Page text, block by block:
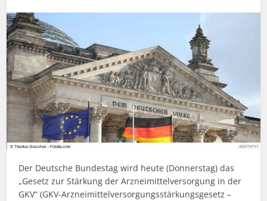
Der Deutsche Bundestag wird heute (Donnerstag) das
„Gesetz zur Stärkung der Arzneimittelversorgung in der
GKV“ (GKV-Arzneimittelversorgungsstärkungsgesetz –